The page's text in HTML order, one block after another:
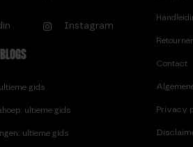
Instagram
gids
ultieme gids
ultieme gids
Contact
Privacy